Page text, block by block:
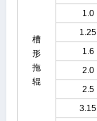
槽
形
拖
辊
1.0
1.25
1.6
2.0
2.5
3.15